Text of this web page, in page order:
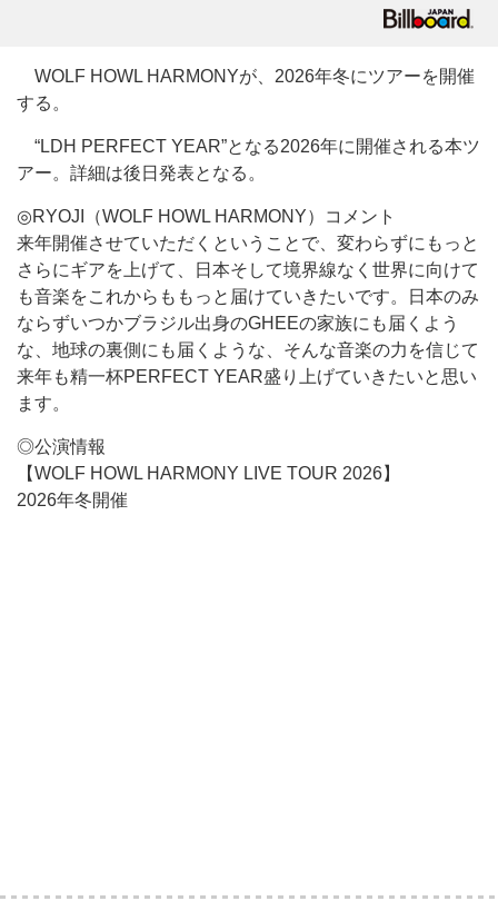
WOLF HOWL HARMONYが、2026年冬にツアーを開催
する。
“LDH PERFECT YEAR”となる2026年に開催される本ツ
アー。詳細は後日発表となる。
◎RYOJI（WOLF HOWL HARMONY）コメント
来年開催させていただくということで、変わらずにもっと
さらにギアを上げて、日本そして境界線なく世界に向けて
も音楽をこれからももっと届けていきたいです。日本のみ
ならずいつかブラジル出身のGHEEの家族にも届くよう
な、地球の裏側にも届くような、そんな音楽の力を信じて
来年も精一杯PERFECT YEAR盛り上げていきたいと思い
ます。
◎公演情報
【WOLF HOWL HARMONY LIVE TOUR 2026】
2026年冬開催